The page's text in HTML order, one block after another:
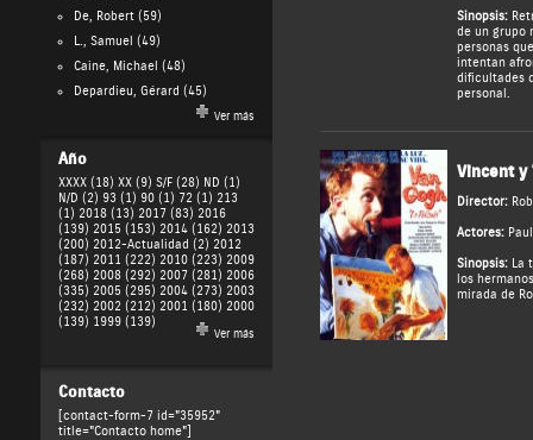
De, Robert(59)
L., Samuel (49)
Caine, Michael (48)
Depardieu, Gérard (45)
Ver más
Año
XXXX (18) XX (9) S/F (28) ND (1)
N/D (2) 93 (1) 90 (1) 72 (1) 213
(1) 2018 (13) 2017 (83) 2016
(139) 2015 (153) 2014 (162) 2013
(200) 2012-Actualidad (2) 2012
(187) 2011 (222) 2010 (223) 2009
(268) 2008 (292) 2007 (281) 2006
(335) 2005 (295) 2004 (273) 2003
(232) 2002 (212) 2001 (180) 2000
(139) 1999 (139)
Ver más
Contacto
[contact-form-7 id="35952"
title="Contacto home"]
Sinopsis:
de un grupo
personas
intentan
dificultades
personal.
Vincent y
Director:
Actores:
Sinopsis:La
los
mirada de